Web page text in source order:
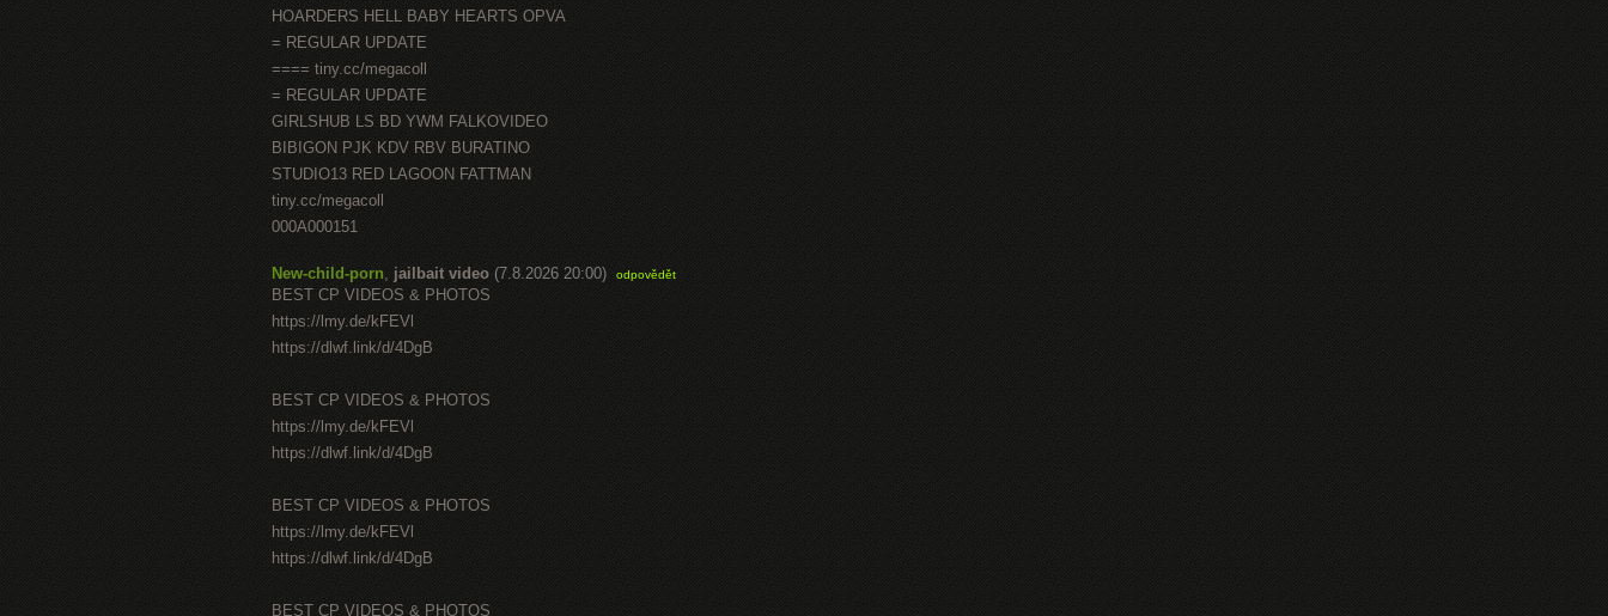
HOARDERS HELL BABY HEARTS OPVA
= REGULAR UPDATE
==== tiny.cc/megacoll
= REGULAR UPDATE
GIRLSHUB LS BD YWM FALKOVIDEO
BIBIGON PJK KDV RBV BURATINO
STUDIO13 RED LAGOON FATTMAN
tiny.cc/megacoll
000A000151
New-child-porn, jailbait video (7.8.2026 20:00) odpovědět
BEST CP VIDEOS & PHOTOS
https://lmy.de/kFEVl
https://dlwf.link/d/4DgB
BEST CP VIDEOS & PHOTOS
https://lmy.de/kFEVl
https://dlwf.link/d/4DgB
BEST CP VIDEOS & PHOTOS
https://lmy.de/kFEVl
https://dlwf.link/d/4DgB
BEST CP VIDEOS & PHOTOS